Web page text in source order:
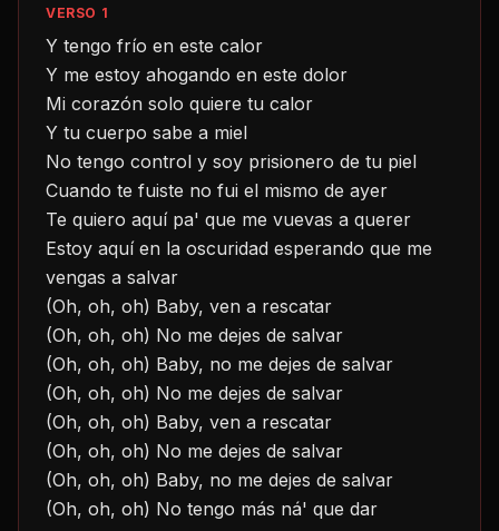
VERSO 1
Y tengo frío en este calor
Y me estoy ahogando en este dolor
Mi corazón solo quiere tu calor
Y tu cuerpo sabe a miel
No tengo control y soy prisionero de tu piel
Cuando te fuiste no fui el mismo de ayer
Te quiero aquí pa' que me vuevas a querer
Estoy aquí en la oscuridad esperando que me
vengas a salvar
(Oh, oh, oh) Baby, ven a rescatar
(Oh, oh, oh) No me dejes de salvar
(Oh, oh, oh) Baby, no me dejes de salvar
(Oh, oh, oh) No me dejes de salvar
(Oh, oh, oh) Baby, ven a rescatar
(Oh, oh, oh) No me dejes de salvar
(Oh, oh, oh) Baby, no me dejes de salvar
(Oh, oh, oh) No tengo más ná' que dar